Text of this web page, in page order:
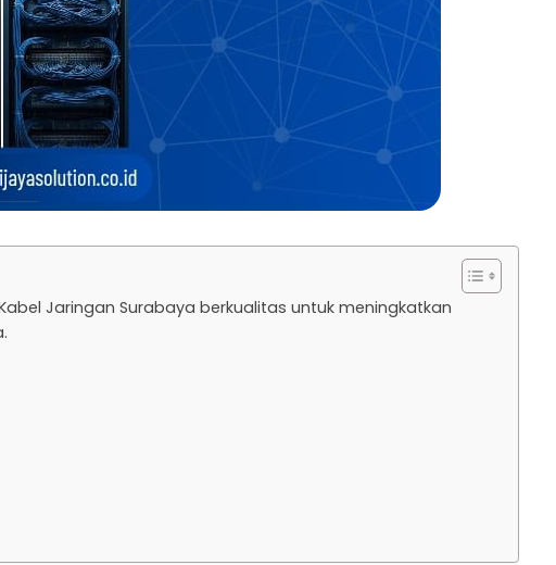
Jaringan Surabaya berkualitas untuk meningkatkan